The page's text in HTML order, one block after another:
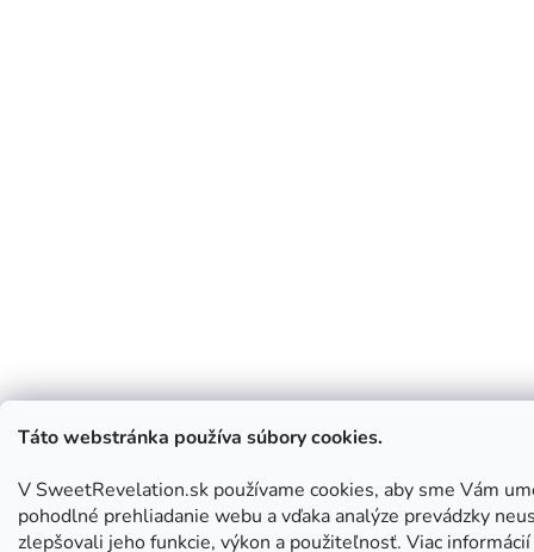
Táto webstránka používa súbory cookies.
V SweetRevelation.sk používame cookies, aby sme Vám
pohodlné prehliadanie webu a vďaka analýze prevádzky
zlepšovali jeho funkcie, výkon a použiteľnosť. Viac informácií